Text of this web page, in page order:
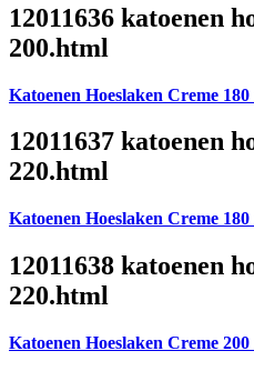
12011636 katoenen
200.html
Katoenen Hoeslaken Creme 180
12011637 katoenen
220.html
Katoenen Hoeslaken Creme 180
12011638 katoenen
220.html
Katoenen Hoeslaken Creme 200